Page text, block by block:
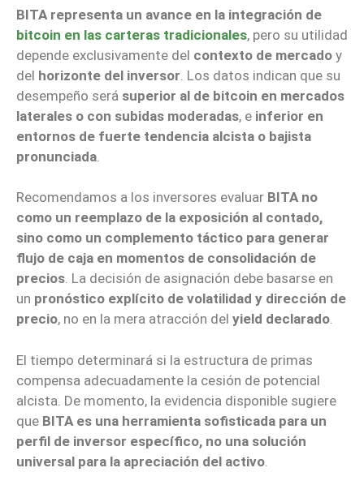
BITA representa un avance en la integración de
bitcoin en las carteras tradicionales, pero su utilidad
depende exclusivamente del contexto de mercado y
del horizonte del inversor . Los datos indican que su
desempeño será superior al de bitcoin en mercados
laterales o con subidas moderadas, e inferior en
entornos de fuerte tendencia alcista o bajista
pronunciada
Recomendamos a los inversores evaluar BITA no
como un reemplazo de la exposición al contado,
sino como un complemento táctico para generar
flujo de caja en momentos de consolidación de
precios. La decisión de asignación debe basarse en
un pronóstico explícito de volatilidad y dirección de
precio, no en la mera atracción del yield declarado.
El tiempo determinará si la estructura de primas
compensa adecuadamente la cesión de potencial
alcista. De momento, la evidencia disponible sugiere
que BITA es una herramienta sofisticada para un
perfil de inversor específico, no una solución
universal para la apreciación del activo